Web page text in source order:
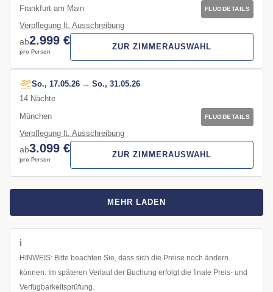
Frankfurt am Main
FLUGDETAILS
Verpflegung lt. Ausschreibung
ab2.999 €
pro Person
ZUR ZIMMERAUSWAHL
So., 17.05.26
So., 31.05.26
14 Nächte
München
FLUGDETAILS
Verpflegung lt. Ausschreibung
ab3.099 €
pro Person
ZUR ZIMMERAUSWAHL
MEHR LADEN
HINWEIS: Bitte beachten Sie, dass sich die Preise noch ändern
können. Im späteren Verlauf der Buchung erfolgt die finale Preis- und
Verfügbarkeitsprüfung.